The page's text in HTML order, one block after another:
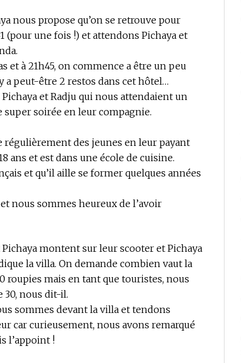
nous propose qu’on se retrouve pour
(pour une fois !) et attendons Pichaya et
et à 21h45, on commence a être un peu
a peut-être 2 restos dans cet hôtel…
et Radju qui nous attendaient un
super soirée en leur compagnie.
régulièrement des jeunes en leur payant
ans et est dans une école de cuisine.
et qu’il aille se former quelques années
nous sommes heureux de l’avoir
montent sur leur scooter et Pichaya
la villa. On demande combien vaut la
roupies mais en tant que touristes, nous
30, nous dit-il.
sommes devant la villa et tendons
car curieusement, nous avons remarqué
l’appoint !